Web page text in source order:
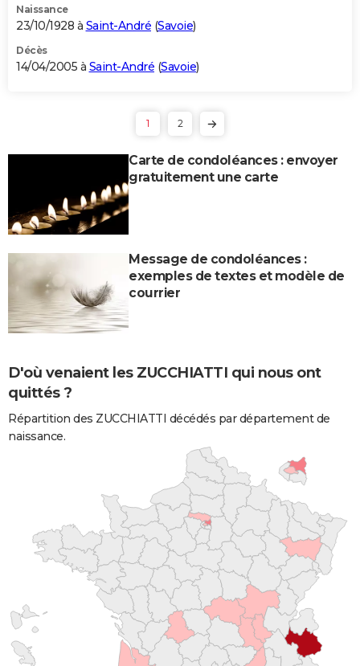
Naissance
23/10/1928 à Saint-André (Savoie)
Décès
14/04/2005 à Saint-André (Savoie)
1 2
Carte de condoléances : envoyer
gratuitement une carte
Message de condoléances :
exemples de textes et modèle de
courrier
D'où venaient les ZUCCHIATTI qui nous ont
quittés ?
Répartition des ZUCCHIATTI décédés par département de
naissance.